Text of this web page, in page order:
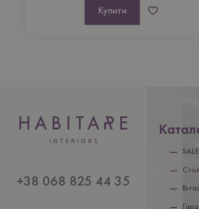
Купити
+38 068 825 44 35
SALE